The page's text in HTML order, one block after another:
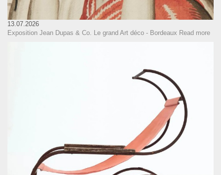
13.07.2026
Exposition Jean Dupas & Co. Le grand Art déco - Bordeaux Read more